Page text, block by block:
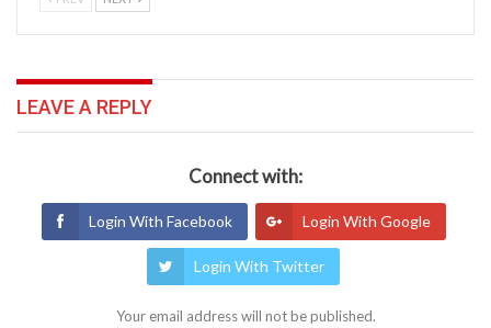
LEAVE A REPLY
Connect with:
Login With Facebook Login With Google
Login With Twitter
Your email address will not be published.